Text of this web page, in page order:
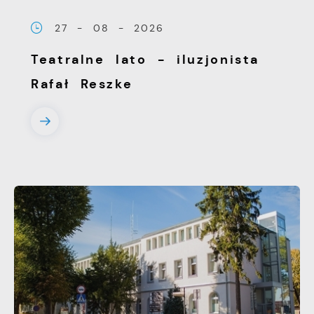
27 - 08 - 2026
Teatralne lato - iluzjonista
Rafał Reszke
mogą pojawić się na stronach podmiotów
trzecich lub firm będących naszymi
Firmy te działają w charakterze